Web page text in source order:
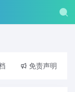
免责声明